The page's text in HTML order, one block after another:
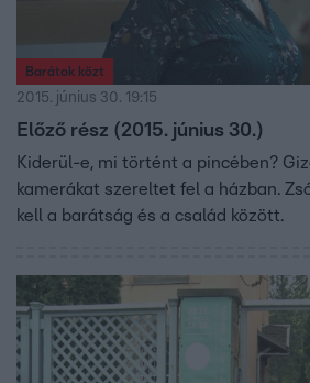
Barátok közt
2015. június 30. 19:15
Előző rész (2015. június 30.)
Kiderül-e, mi történt a pincében?
kamerákat szereltet fel a házban.
kell a barátság és a család között.